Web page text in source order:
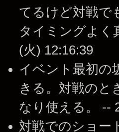
てるけど対戦で
タイミングよく
(火) 12:16:39
イベント最初の
きる。対戦のと
なり使える。 --
対戦でのショー